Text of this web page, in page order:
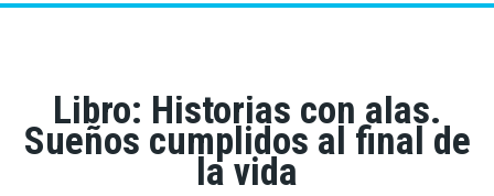
Libro: Historias con alas.
Sueños cumplidos al final de
la vida